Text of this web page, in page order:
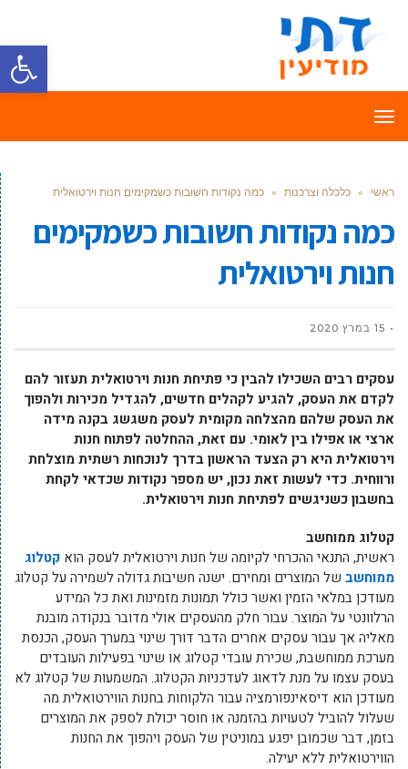
פתח
תפריט
ראשי » כלכלה וצרכנות » כמה נקודות חשובות כשמקימים חנות וירטואלית
כמה נקודות חשובות כשמקימים
חנות וירטואלית
15 במרץ 2020
עסקים רבים השכילו להבין כי פתיחת חנות וירטואלית תעזור להם
לקדם את העסק, להגיע לקהלים חדשים, להגדיל מכירות ולהפוך
את העסק שלהם מהצלחה מקומית לעסק משגשג בקנה מידה
ארצי או אפילו בין לאומי. עם זאת, ההחלטה לפתוח חנות
וירטואלית היא רק הצעד הראשון בדרך לנוכחות רשתית מוצלחת
ורווחית. כדי לעשות זאת נכון, יש מספר נקודות שכדאי לקחת
בחשבון כשניגשים לפתיחת חנות וירטואלית.
קטלוג ממוחשב
ראשית, התנאי ההכרחי לקיומה של חנות וירטואלית לעסק הוא קטלוג
ממוחשב של המוצרים ומחירם. ישנה חשיבות גדולה לשמירה על קטלוג
מעודכן במלאי הזמין ואשר כולל תמונות מזמינות ואת כל המידע
הרלוונטי על המוצר. עבור חלק מהעסקים אולי מדובר בנקודה מובנת
מאליה אך עבור עסקים אחרים הדבר דורך שינוי במערך העסק, הכנסת
מערכת ממוחשבת, שכירת עובדי קטלוג או שינוי בפעילות העובדים
בעסק עצמו על מנת לדאוג לעדכניות הקטלוג. המשמעות של קטלוג לא
מעודכן הוא דיסאינפורמציה עבור הלקוחות בחנות הווירטואלית מה
שעלול להוביל לטעויות בהזמנה או חוסר יכולת לספק את המוצרים
בזמן, דבר שכמובן יפגע במוניטין של העסק ויהפוך את החנות
הווירטואלית ללא יעילה.